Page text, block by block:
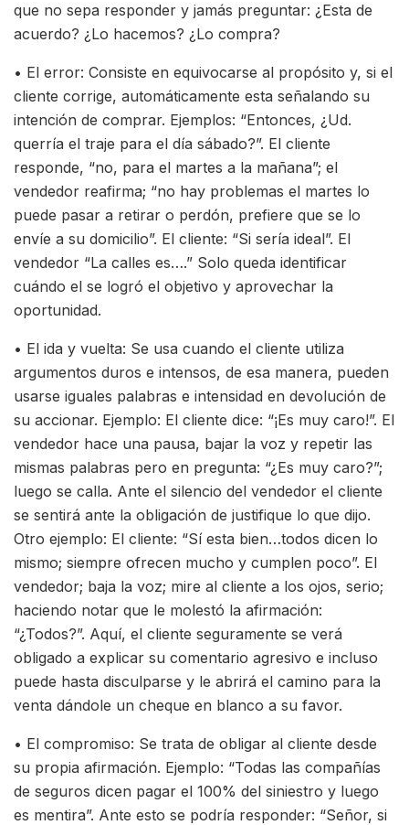
que no sepa responder y jamás preguntar: ¿Esta de
acuerdo? ¿Lo hacemos? ¿Lo compra?
• El error: Consiste en equivocarse al propósito y, si el
cliente corrige, automáticamente esta señalando su
intención de comprar. Ejemplos: “Entonces, ¿Ud.
querría el traje para el día sábado?”. El cliente
responde, “no, para el martes a la mañana”; el
vendedor reafirma; “no hay problemas el martes lo
puede pasar a retirar o perdón, prefiere que se lo
envíe a su domicilio”. El cliente: “Si sería ideal”. El
vendedor “La calles es….” Solo queda identificar
cuándo el se logró el objetivo y aprovechar la
oportunidad.
• El ida y vuelta: Se usa cuando el cliente utiliza
argumentos duros e intensos, de esa manera, pueden
usarse iguales palabras e intensidad en devolución de
su accionar. Ejemplo: El cliente dice: “¡Es muy caro!”. El
vendedor hace una pausa, bajar la voz y repetir las
mismas palabras pero en pregunta: “¿Es muy caro?”;
luego se calla. Ante el silencio del vendedor el cliente
se sentirá ante la obligación de justifique lo que dijo.
Otro ejemplo: El cliente: “Sí esta bien…todos dicen lo
mismo; siempre ofrecen mucho y cumplen poco”. El
vendedor; baja la voz; mire al cliente a los ojos, serio;
haciendo notar que le molestó la afirmación:
“¿Todos?”. Aquí, el cliente seguramente se verá
obligado a explicar su comentario agresivo e incluso
puede hasta disculparse y le abrirá el camino para la
venta dándole un cheque en blanco a su favor.
• El compromiso: Se trata de obligar al cliente desde
su propia afirmación. Ejemplo: “Todas las compañías
de seguros dicen pagar el 100% del siniestro y luego
es mentira”. Ante esto se podría responder: “Señor, si